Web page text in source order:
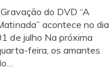
Gravação do DVD “A
acontece no dia
de julho Na próxima
feira, os amantes